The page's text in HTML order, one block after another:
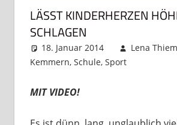
LÄSST KINDERHERZEN
SCHLAGEN
18. Januar 2014
Lena Thiem
Kemmern, Schule, Sport
MIT VIDEO!